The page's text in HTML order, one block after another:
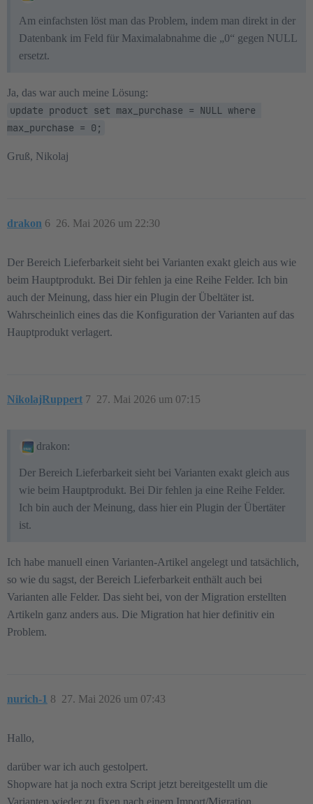
Am einfachsten löst man das Problem, indem man direkt in der
Datenbank im Feld für Maximalabnahme die „0“ gegen NULL
ersetzt.
Ja, das war auch meine Lösung:
update product set max_purchase = NULL where
max_purchase = 0;
Gruß, Nikolaj
drakon 26. Mai 2026 um 22:30
6
Der Bereich Lieferbarkeit sieht bei Varianten exakt gleich aus wie
beim Hauptprodukt. Bei Dir fehlen ja eine Reihe Felder. Ich bin
auch der Meinung, dass hier ein Plugin der Übeltäter ist.
Wahrscheinlich eines das die Konfiguration der Varianten auf das
Hauptprodukt verlagert.
NikolajRuppert 27. Mai 2026 um 07:15
7
drakon:
Der Bereich Lieferbarkeit sieht bei Varianten exakt gleich aus
wie beim Hauptprodukt. Bei Dir fehlen ja eine Reihe Felder.
Ich bin auch der Meinung, dass hier ein Plugin der Übertäter
ist.
Ich habe manuell einen Varianten-Artikel angelegt und tatsächlich,
so wie du sagst, der Bereich Lieferbarkeit enthält auch bei
Varianten alle Felder. Das sieht bei, von der Migration erstellten
Artikeln ganz anders aus. Die Migration hat hier definitiv ein
Problem.
nurich-1 27. Mai 2026 um 07:43
8
Hallo,
darüber war ich auch gestolpert.
Shopware hat ja noch extra Script jetzt bereitgestellt um die
Varianten wieder zu fixen nach einem Import/Migration.